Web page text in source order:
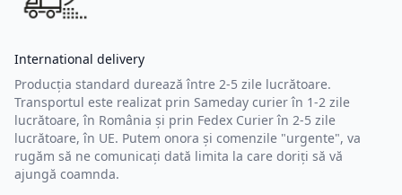
International delivery
Producția standard durează între 2-5 zile lucrătoare.
Transportul este realizat prin Sameday curier în 1-2 zile
lucrătoare, în România și prin Fedex Curier în 2-5 zile
lucrătoare, în UE. Putem onora și comenzile "urgente", va
rugăm să ne comunicați dată limita la care doriți să vă
ajungă coamnda.